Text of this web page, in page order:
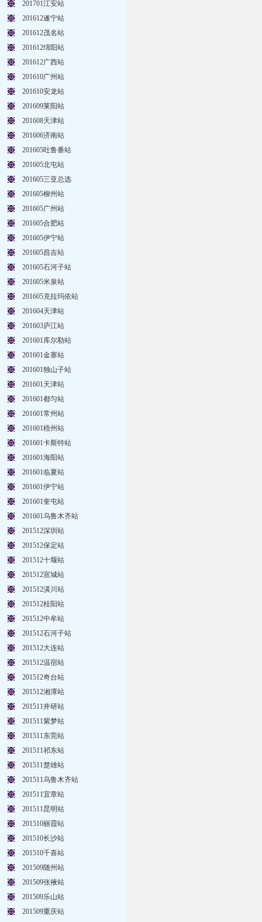
201701江安站
201612遂宁站
201612茂名站
201612绵阳站
201612广西站
201610广州站
201610安龙站
201609莱阳站
201608天津站
201606济南站
201605吐鲁番站
201605北屯站
201605三亚总选
201605柳州站
201605广州站
201605合肥站
201605伊宁站
201605昌吉站
201605石河子站
201605米泉站
201605克拉玛依站
201604天津站
201603庐江站
201601库尔勒站
201601金寨站
201601独山子站
201601天津站
201601都匀站
201601常州站
201601梧州站
201601卡斯特站
201601海阳站
201601临夏站
201601伊宁站
201601奎屯站
201601乌鲁木齐站
201512深圳站
201512保定站
201512十堰站
201512宣城站
201512潢川站
201512桂阳站
201512中牟站
201512石河子站
201512大连站
201512温宿站
201512奇台站
201512湘潭站
201511井研站
201511紫梦站
201511东莞站
201511祁东站
201511楚雄站
201511乌鲁木齐站
201511宜章站
201511昆明站
201510丽霞站
201510长沙站
201510千喜站
201509随州站
201509张掖站
201509乐山站
201509重庆站